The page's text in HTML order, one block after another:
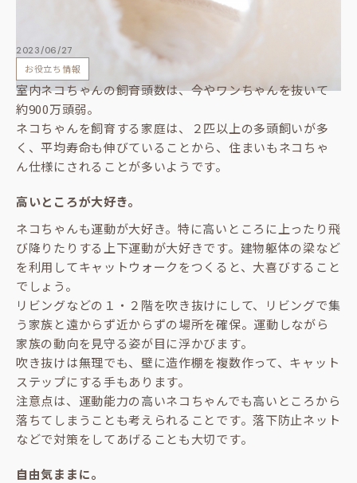
2023/06/27
お役立ち情報
室内ネコちゃんの飼育頭数は、今やワンちゃんを抜いて
約900万頭弱。
ネコちゃんを飼育する家庭は、２匹以上の多頭飼いが多
く、平均寿命も伸びていることから、住まいもネコちゃ
ん仕様にされることが多いようです。
高いところが大好き。
ネコちゃんも運動が大好き。特に高いところに上ったり飛
び降りたりする上下運動が大好きです。建物躯体の梁など
を利用してキャットウォークをつくると、大喜びすること
でしょう。
リビングなどの１・２階を吹き抜けにして、リビングで集
う家族と遠からず近からずの場所を確保。運動しながら
家族の動向を見守る姿が目に浮かびます。
吹き抜けは無理でも、壁に造作棚を複数作って、キャット
ステップにする手もあります。
注意点は、運動能力の高いネコちゃんでも高いところから
落ちてしまうことも考えられることです。落下防止ネット
などで対策をしてあげることも大切です。
自由気ままに。